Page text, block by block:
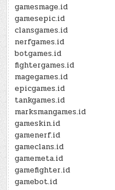
gamesmage.id
gamesepic.id
clansgames.id
nerfgames.id
botgames.id
fightergames.id
magegames.id
epicgames.id
tankgames.id
marksmangames.id
gameskin.id
gamenerf.id
gameclans.id
gamemeta.id
gamefighter.id
gamebot.id